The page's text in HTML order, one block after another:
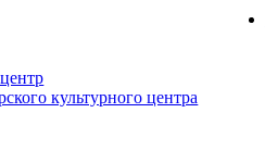
культурного центра